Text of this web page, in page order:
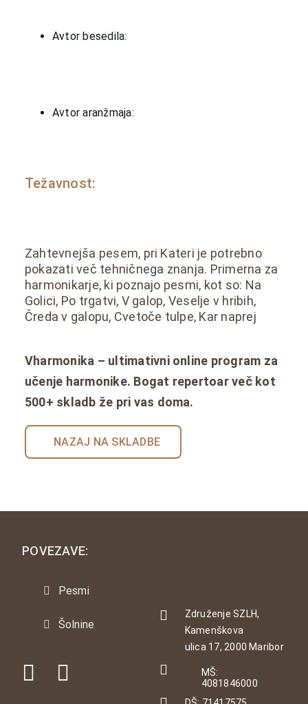
Avtor besedila:
Avtor aranžmaja:
Težavnost:
Zahtevnejša pesem, pri Kateri je potrebno
pokazati več tehničnega znanja. Primerna za
harmonikarje, ki poznajo pesmi, kot so: Na
Golici, Po trgatvi, V galop, Veselje v hribih,
Čreda v galopu, Cvetoče tulpe, Kar naprej
Vharmonika – ultimativni online program za
učenje harmonike. Bogat repertoar več kot
500+ skladb že pri vas doma.
NAZAJ NA SKLADBE
Združenje SZLH,
Kamenškova
ulica 17, 2000 Maribor
MŠ:
4081846000
POVEZAVE:
Pesmi
Šolnine